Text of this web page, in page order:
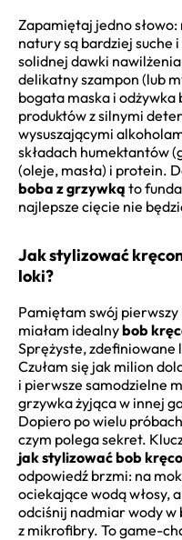
Zapamiętaj jedno
natury są bardziej
solidnej dawki
delikatny szampon (lub
bogata maska i odżywka
produktów z silnymi
wysuszającymi
składach humektantów
(oleje, masła) i protein.
boba z grzywką to
najlepsze cięcie nie
Jak stylizować
loki?
Pamiętam swój
miałam idealnybob
Sprężyste, zdefiniowane
Czułam się jak milion
i pierwsze samodzielne
grzywka żyjąca w innej
Dopiero po wielu
czym polega sekret.
jak stylizować bob
odpowiedź brzmi: na
ociekające wodą włosy,
odciśnij nadmiar wody w
z mikrofibry. To game-